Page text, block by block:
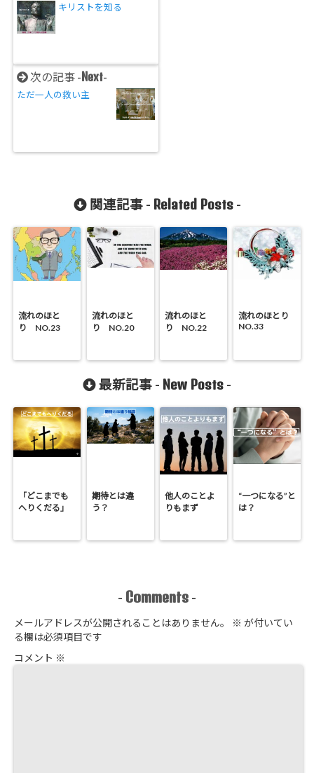
キリストを知る
次の記事 -Next-
ただ一人の救い主
関連記事 - Related Posts-
流れのほと
り NO.23
流れのほと
り NO.20
流れのほと
り NO.22
流れのほとり
NO.33
最新記事 - New Posts -
「どこまでも
へりくだる」
期待とは違
う？
他人のことよ
りもまず
“一つになる”と
は？
- Comments -
メールアドレスが公開されることはありません。 ※ が付いてい
る欄は必須項目です
コメント ※